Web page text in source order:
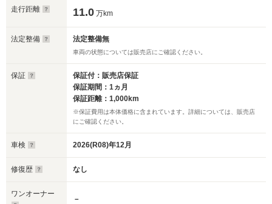
走行距離 11.0 万km
法定整備 法定整備無
車両の状態については販売店にご確認ください。
保証
保証付：販売店保証
保証期間：1ヵ月
保証距離：1,000km
※保証費用は本体価格に含まれています。詳細については、販売店
にご確認ください。
車検 2026(R08)年12月
修復歴 なし
ワンオーナー
－